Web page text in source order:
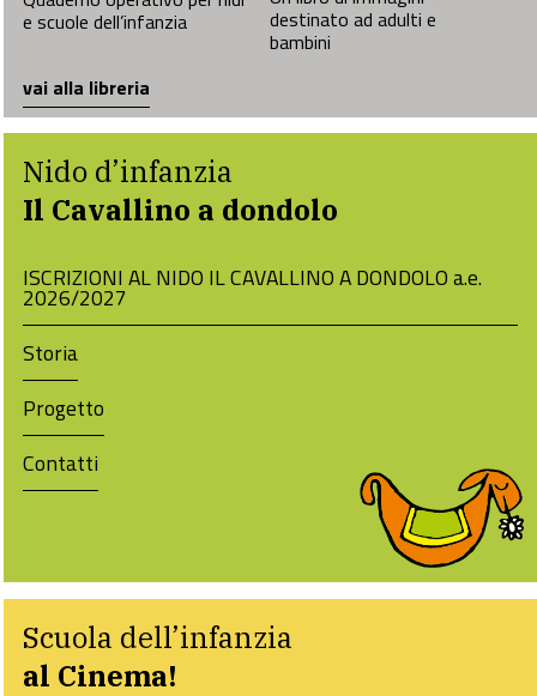
e scuole dell’infanzia destinato ad adulti e
bambini
vai alla libreria
Nido d’infanzia
Il Cavallino a dondolo
ISCRIZIONI AL NIDO IL CAVALLINO A DONDOLO a.e.
2026/2027
Storia
Progetto
Contatti
Scuola dell’infanzia
al Cinema!